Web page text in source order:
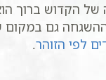
של הקדוש ברוך
גם
לפי הזוהר.